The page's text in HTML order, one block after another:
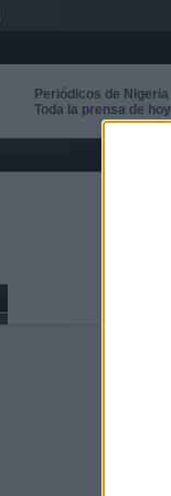
Periódicos de Nigeria
Toda la prensa de hoy